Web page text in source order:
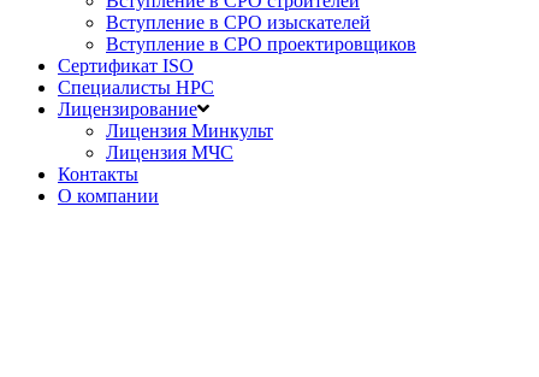
Вступление в СРО изыскателей
Вступление в СРО проектировщиков
Сертификат ISO
Специалисты НРС
Лицензирование
Лицензия Минкульт
Лицензия МЧС
Контакты
О компании